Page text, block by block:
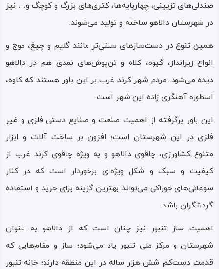
صندلی‌های تزیینی، چهارپایه‌ها، کتری‌های بزرگ و کوچگ و… نیز
در شهرستان دالاهو ساخته و تولید می‌شوند.
همین تنوع در دست‌سازهای سنتی‌تر مانند گلیم و چیغ، موج و
انواع زیرانداز، گیوه، کلاه و تن‌پوش‌های نمدی هم در دالاهو
دیده می‌شود. مردم شهر کرند غرب بر این باور هستند که کاوه‌،
اسطوره آهنگری زاده این شهر است.
این باور برگرفته از اهمیت صنعت و صنایع دستی فلزی و غیر
فلزی در این شهرستان است؛ افزون بر ساخت آلات و ابزار
متنوع کشاورزی، چاقوی دالاهو و به ویژه چاقوی کرند غرب از
کیفیت و سبک و شکل ویژه‌ای برخوردار است که در کنار
سوغاتی‌های خوراکی می‌تواند بهترین گزینه برای خرید و استفاده
گردشگران باشد.
اهمیت ساز تنبور نیز چنان است که از دالاهو به عنوان
شهرستان و مرکز ملی تنبور یاد می‌شود؛ ساز و مقام‌هایی که
قدمت دست‌کم شش‌ هزار ساله در این منطقه دارند؛ خانه تنبور